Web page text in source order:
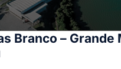
Branco – Grande